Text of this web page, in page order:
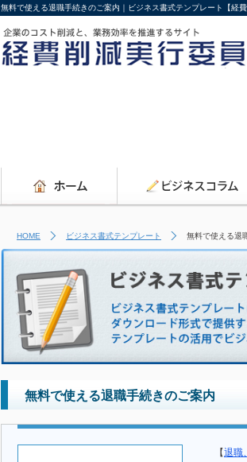
無料で使える退職手続きのご案内｜ビジネス書式テンプレート【経費
HOME ビジネス書式テンプレート 無料で使える退
無料で使える退職手続きのご案内
【退職